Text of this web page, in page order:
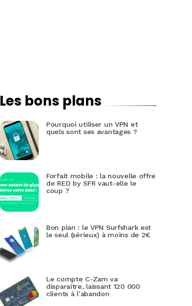
Les bons plans
Pourquoi utiliser un VPN et
quels sont ses avantages ?
Forfait mobile : la nouvelle offre
de RED by SFR vaut-elle le
coup ?
Bon plan : le VPN Surfshark est
le seul (sérieux) à moins de 2€
Le compte C-Zam va
disparaitre, laissant 120 000
clients à l’abandon